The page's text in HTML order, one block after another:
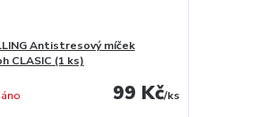
Antistresový míček
CLASIC (1 ks)
99 Kč/ks